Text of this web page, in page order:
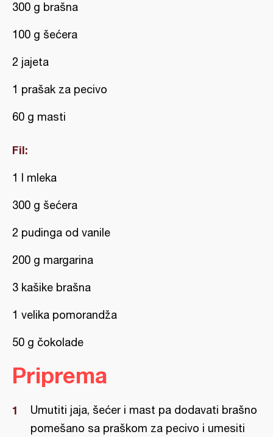
300 g brašna
100 g šećera
2 jajeta
1 prašak za pecivo
60 g masti
Fil:
1 l mleka
300 g šećera
2 pudinga od vanile
200 g margarina
3 kašike brašna
1 velika pomorandža
50 g čokolade
Priprema
Umutiti jaja, šećer i mast pa dodavati brašno
pomešano sa praškom za pecivo i umesiti